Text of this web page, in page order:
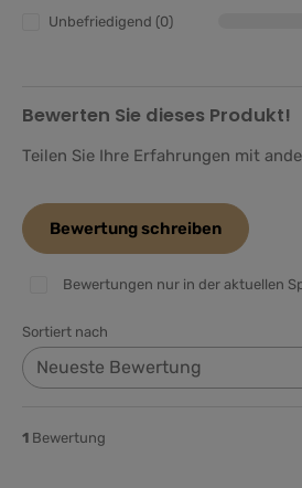
Unbefriedigend (0)
Bewerten Sie dieses Produkt!
Teilen Sie Ihre Erfahrungen mit
Bewertung schreiben
Bewertungen nur in der aktuellen
Sortiert nach
1 Bewertung